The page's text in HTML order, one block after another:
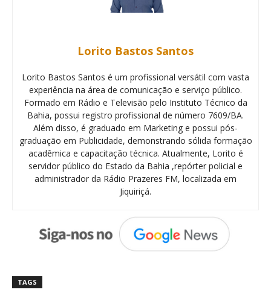
Lorito Bastos Santos
Lorito Bastos Santos é um profissional versátil com vasta
experiência na área de comunicação e serviço público.
Formado em Rádio e Televisão pelo Instituto Técnico da
Bahia, possui registro profissional de número 7609/BA.
Além disso, é graduado em Marketing e possui pós-
graduação em Publicidade, demonstrando sólida formação
acadêmica e capacitação técnica. Atualmente, Lorito é
servidor público do Estado da Bahia ,repórter policial e
administrador da Rádio Prazeres FM, localizada em
Jiquiriçá.
TAGS